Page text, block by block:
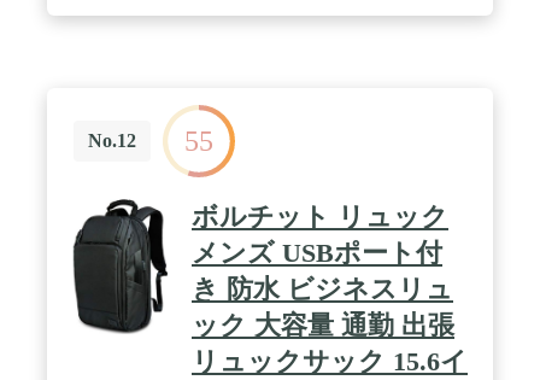
No.12 55
ボルチット リュック
メンズ USBポート付
き 防水 ビジネスリュ
ック 大容量 通勤 出張
リュックサック 15.6イ